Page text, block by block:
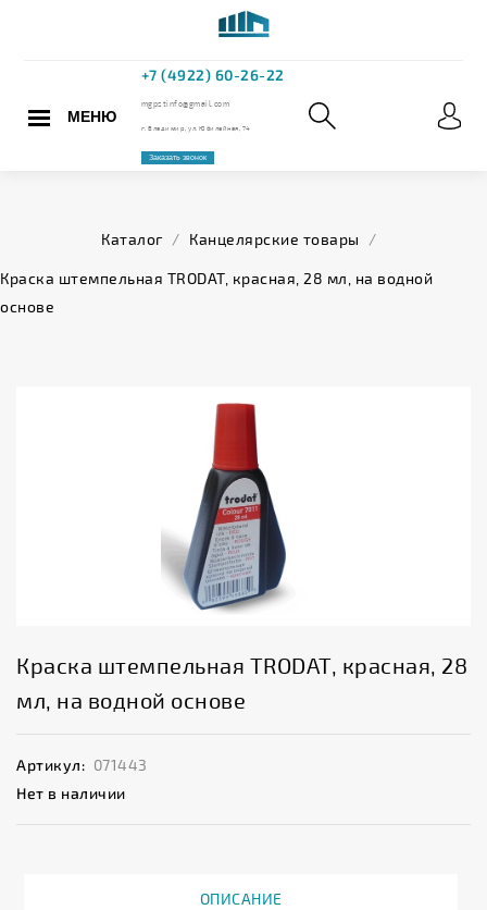
МЕНЮ
Каталог / Канцелярские товары /
Краска штемпельная TRODAT, красная, 28 мл, на водной
основе
Краска штемпельная TRODAT, красная, 28
мл, на водной основе
Артикул: 071443
Нет в наличии
ОПИСАНИЕ